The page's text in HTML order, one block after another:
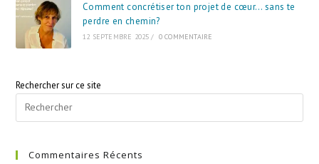
Comment concrétiser ton projet de cœur… sans te
perdre en chemin?
12 SEPTEMBRE 2025 / 0 COMMENTAIRE
Rechercher sur ce site
Commentaires Récents